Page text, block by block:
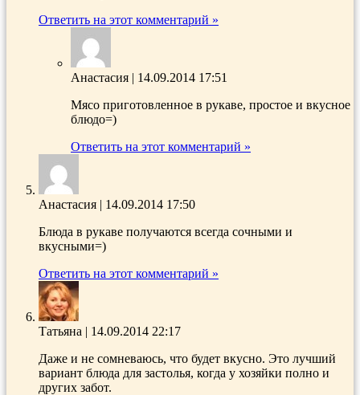
Ответить на этот комментарий »
Анастасия | 14.09.2014 17:51
Мясо приготовленное в рукаве, простое и вкусное
блюдо=)
Ответить на этот комментарий »
Анастасия | 14.09.2014 17:50
Блюда в рукаве получаются всегда сочными и
вкусными=)
Ответить на этот комментарий »
Татьяна | 14.09.2014 22:17
Даже и не сомневаюсь, что будет вкусно. Это лучший
вариант блюда для застолья, когда у хозяйки полно и
других забот.